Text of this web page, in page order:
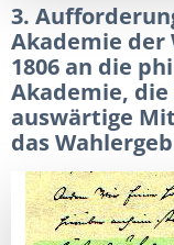
3.
Akademie der
1806 an die
Akademie,
auswärtige
das